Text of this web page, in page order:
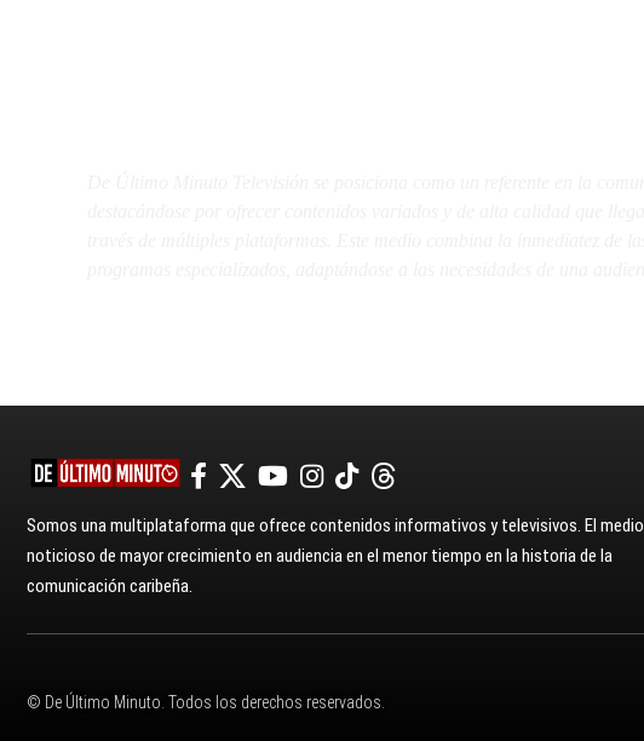
Somos una multiplataforma que ofrece contenidos informativos y televisivos. El medio
noticioso de mayor crecimiento en audiencia en el menor tiempo en la historia de la
comunicación caribeña.
© De Último Minuto. Todos los derechos reservados.